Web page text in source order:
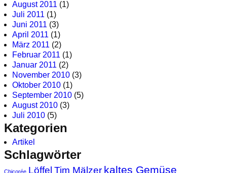
August 2011 (1)
Juli 2011 (1)
Juni 2011 (3)
April 2011 (1)
März 2011 (2)
Februar 2011 (1)
Januar 2011 (2)
November 2010 (3)
Oktober 2010 (1)
September 2010 (5)
August 2010 (3)
Juli 2010 (5)
Kategorien
Artikel
Schlagwörter
Chicorée Löffel Tim Mälzer kaltes Gemüse